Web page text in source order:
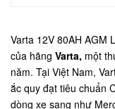
Varta 12V 80AH AGM
của hãng Varta, một
năm. Tại Việt Nam,
ắc quy đạt tiêu chuẩn
dòng xe sang như